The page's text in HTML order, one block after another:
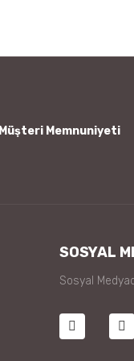
Müşteri Memnuniyeti
SOSYAL
Sosyal